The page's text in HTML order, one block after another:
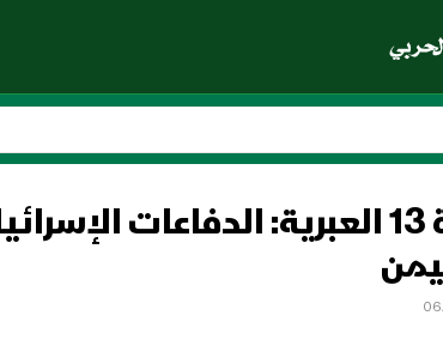
القناة 13 العبرية: